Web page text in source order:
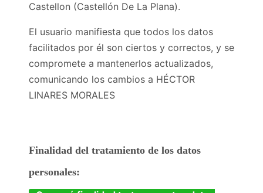
Castellon (Castellón De La Plana).
El usuario manifiesta que todos los datos
facilitados por él son ciertos y correctos, y se
compromete a mantenerlos actualizados,
comunicando los cambios a HÉCTOR
LINARES MORALES
Finalidad del tratamiento de los datos
personales: